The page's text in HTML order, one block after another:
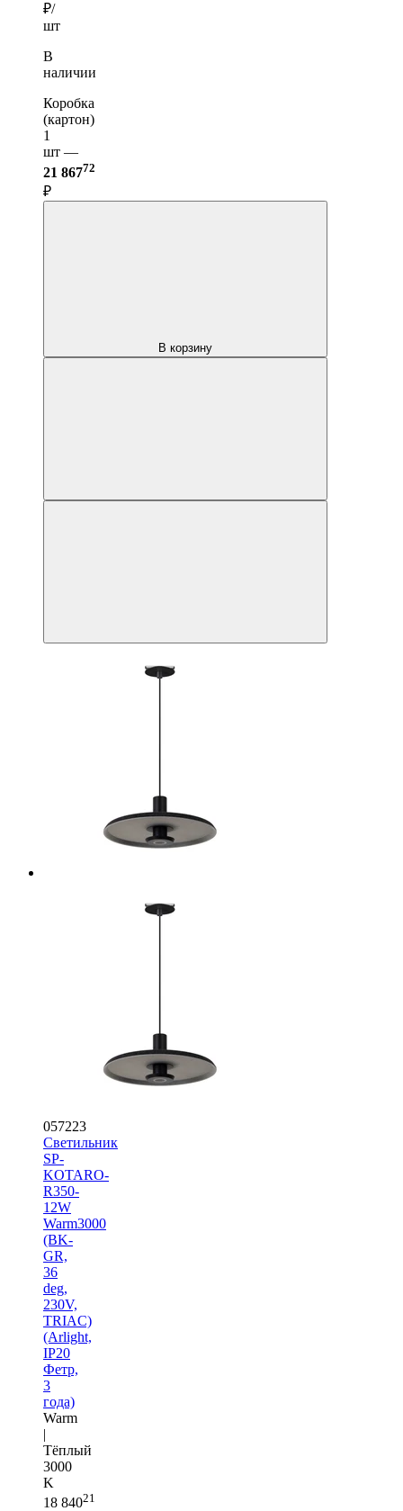
₽/
шт
В
наличии
Коробка
(картон)
1
шт —
21 86772
₽
В корзину
057223
Светильник
SP-
KOTARO-
R350-
12W
Warm3000
(BK-
GR,
36
deg,
230V,
TRIAC)
(Arlight,
IP20
Фетр,
3
года)
Warm
|
Тёплый
3000
K
18 84021